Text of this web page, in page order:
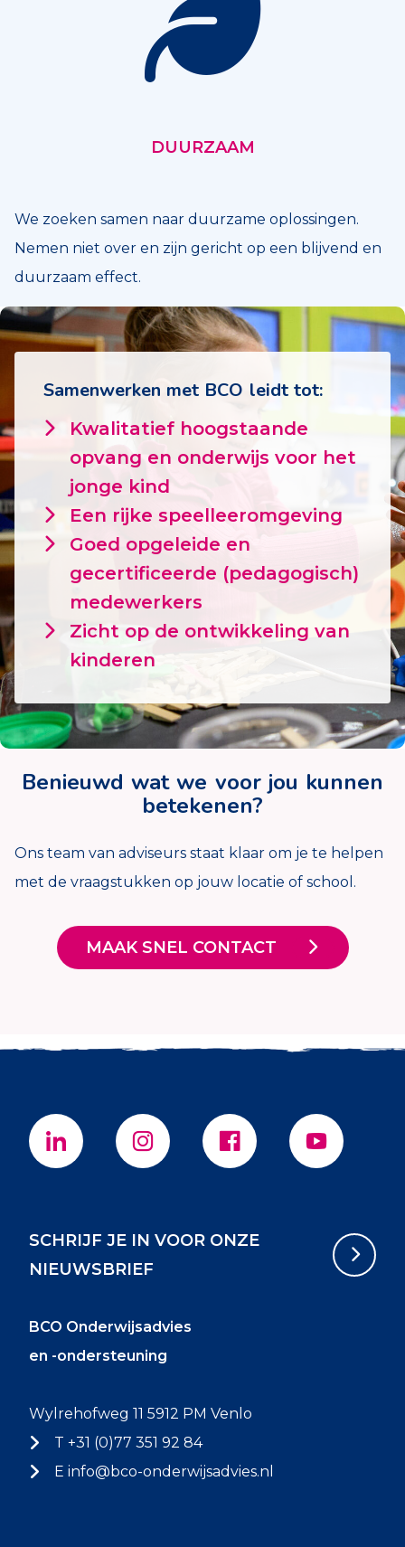
DUURZAAM
We zoeken samen naar duurzame oplossingen.
Nemen niet over en zijn gericht op een blijvend en
duurzaam effect.
Samenwerken met BCO leidt tot:
Kwalitatief hoogstaande
opvang en onderwijs voor het
jonge kind
Een rijke speelleeromgeving
Goed opgeleide en
gecertificeerde (pedagogisch)
medewerkers
Zicht op de ontwikkeling van
kinderen
Benieuwd wat we voor jou kunnen
betekenen?
Ons team van adviseurs staat klaar om je te helpen
met de vraagstukken op jouw locatie of school.
MAAK SNEL CONTACT
SCHRIJF JE IN VOOR ONZE
NIEUWSBRIEF
BCO Onderwijsadvies
en -ondersteuning
Wylrehofweg 11 5912 PM Venlo
T +31 (0)77 351 92 84
E info@bco-onderwijsadvies.nl